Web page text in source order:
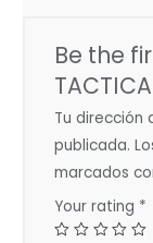
Be the
Tu dirección
publicada.
marcados
Your rating *